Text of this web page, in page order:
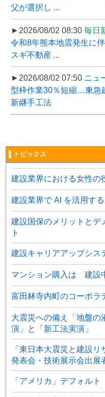
父が選択し ...
►2026/08/02 08:30 毎日
令和8年熊本地震発生に
スギ不動産 ...
►2026/08/02 07:50 ニュ
型枠作業30％短縮…東急
新継手工法
▌トピックス
建設業界における女性の
建設業界で AI を活用す
建設国保のメリットとデ
ト
建設キャリアアップシス
マンション購入は 建設
富田林寺内町のコーポラ
大震災への備え「地盤の
演」と「新工法実演」
「東日本大震災と建設
発表会・技術展示会出展
「アメリカ」デフォル